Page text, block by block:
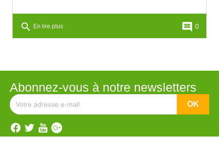
search En lire plus comment 0
Abonnez-vous à notre newsletters